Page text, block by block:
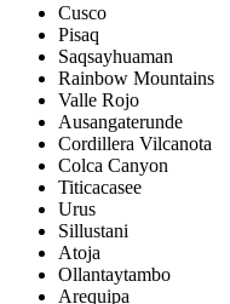
Cusco
Pisaq
Saqsayhuaman
Rainbow Mountains
Valle Rojo
Ausangaterunde
Cordillera Vilcanota
Colca Canyon
Titicacasee
Urus
Sillustani
Atoja
Ollantaytambo
Arequipa